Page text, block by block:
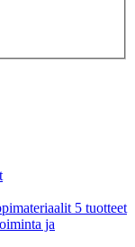
5 tuotteet
ja